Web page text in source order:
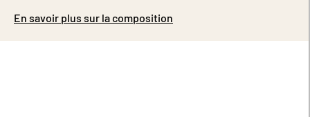
En savoir plus sur la composition